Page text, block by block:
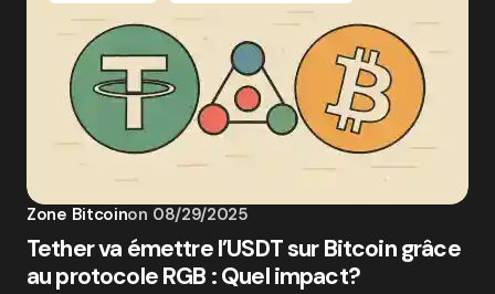
Zone Bitcoinon 08/29/2025
Tether va émettre l’USDT sur Bitcoin grâce
au protocole RGB : Quel impact?